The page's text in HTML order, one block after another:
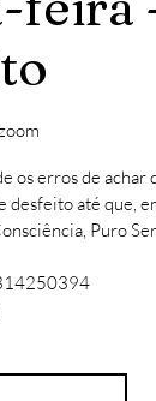
os erros de achar
desfeito até que,
Puro Ser.